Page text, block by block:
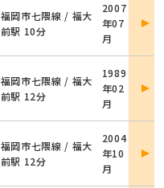
福岡市七隈線 / 福大
前駅 10分
2007
年07
月
詳
福岡市七隈線 / 福大
前駅 12分
1989
年02
月
詳
福岡市七隈線 / 福大
前駅 12分
2004
年10
月
詳